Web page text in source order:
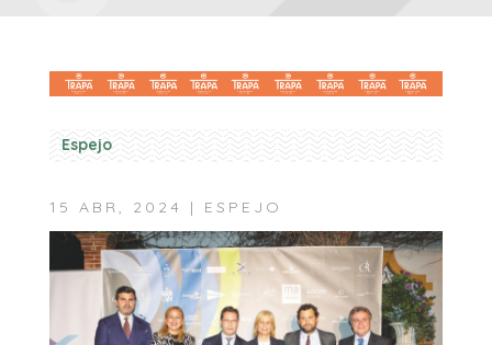
Espejo
15 ABR, 2024 | ESPEJO